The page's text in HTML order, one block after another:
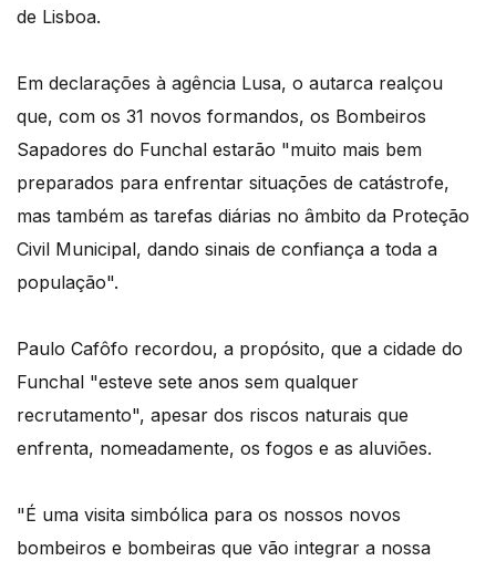
de Lisboa.
Em declarações à agência Lusa, o autarca realçou
que, com os 31 novos formandos, os Bombeiros
Sapadores do Funchal estarão "muito mais bem
preparados para enfrentar situações de catástrofe,
mas também as tarefas diárias no âmbito da Proteção
Civil Municipal, dando sinais de confiança a toda a
população".
Paulo Cafôfo recordou, a propósito, que a cidade do
Funchal "esteve sete anos sem qualquer
recrutamento", apesar dos riscos naturais que
enfrenta, nomeadamente, os fogos e as aluviões.
"É uma visita simbólica para os nossos novos
bombeiros e bombeiras que vão integrar a nossa